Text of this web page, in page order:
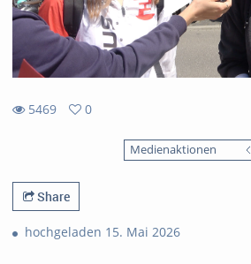
5469
0
Medienaktionen
Share
hochgeladen 15. Mai 2026